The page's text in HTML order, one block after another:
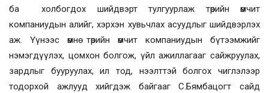
ба холбогдох шийдвэрт тулгуурлаж төрийн өмчит
компаниудын алийг, хэрхэн хувьчлах асуудлыг шийдвэрлэх
аж. Үүнээс өмнө төрийн өмчит компаниудын бүтээмжийг
нэмэгдүүлэх, цомхон болгож, үйл ажиллагааг сайжруулах,
зардлыг бууруулах, ил тод, нээлттэй болгох чиглэлээр
тодорхой ажлууд хийгдэж байгааг С.Бямбацогт сайд